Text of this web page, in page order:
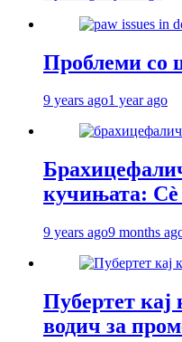
Проблеми со
9 years ago1 year ago
кучињата: Сè
9 years ago9 months
Пубертет кај
водич за